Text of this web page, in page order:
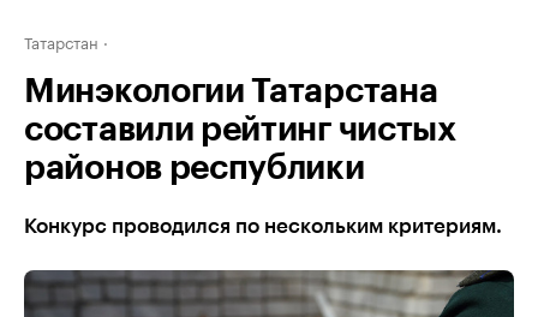
Татарстан
Минэкологии Татарстана
составили рейтинг чистых
районов республики
Конкурс проводился по нескольким критериям.